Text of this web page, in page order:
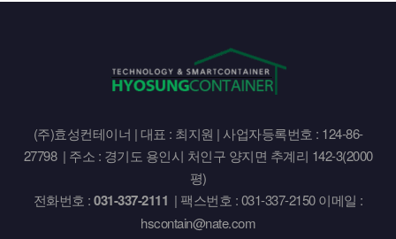
(주)효성컨테이너 | 대표 : 최지원 | 사업자등록번호 : 124-86-
27798 | 주소 : 경기도 용인시 처인구 양지면 추계리 142-3(2000
평)
전화번호 :031-337-2111 | 팩스번호 : 031-337-2150 이메일 :
hscontain@nate.com